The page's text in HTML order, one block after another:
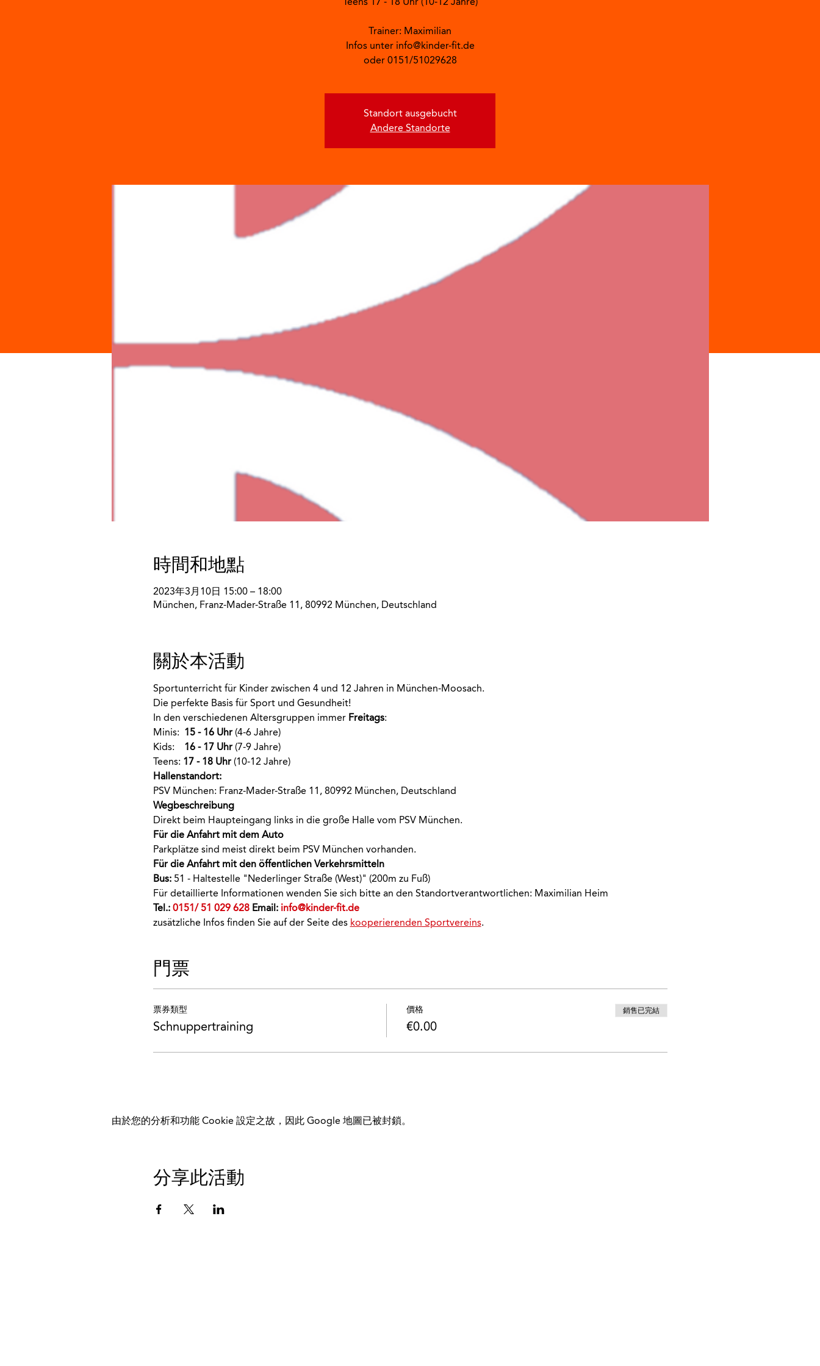
Trainer: Maximilian
Infos unter info@kinder-fit.de
oder 0151/51029628
Standort ausgebucht
Andere Standorte
時間和地點
2023年3月10日 15:00 – 18:00
München, Franz-Mader-Straße 11, 80992 München, Deutschland
關於本活動
Sportunterricht für Kinder zwischen 4 und 12 Jahren in München-Moosach.
Die perfekte Basis für Sport und Gesundheit!
In den verschiedenen Altersgruppen immer Freitags:
Minis: 15 - 16 Uhr (4-6 Jahre)
Kids: 16 - 17 Uhr (7-9 Jahre)
Teens: 17 - 18 Uhr (10-12 Jahre)
Hallenstandort:
PSV München: Franz-Mader-Straße 11, 80992 München, Deutschland
Wegbeschreibung
Direkt beim Haupteingang links in die große Halle vom PSV München.
Für die Anfahrt mit dem Auto
Parkplätze sind meist direkt beim PSV München vorhanden.
Für die Anfahrt mit den öffentlichen Verkehrsmitteln
Bus: 51 - Haltestelle "Nederlinger Straße (West)" (200m zu Fuß)
Für detaillierte Informationen wenden Sie sich bitte an den Standortverantwortlichen: Maximilian Heim
Tel.: 0151/ 51 029 628 Email: info@kinder-fit.de
zusätzliche Infos finden Sie auf der Seite des kooperierenden Sportvereins.
門票
票券類型
Schnuppertraining
價格
€0.00
銷售已完結
由於您的分析和功能 Cookie 設定之故，因此 Google 地圖已被封鎖。
分享此活動